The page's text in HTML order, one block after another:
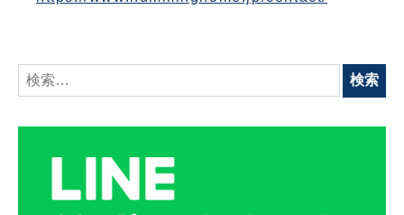
検
索: